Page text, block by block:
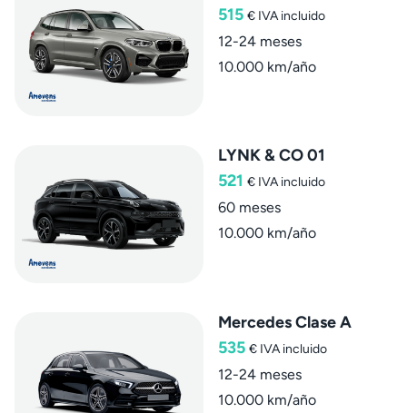
515 € IVA incluido
12-24 meses
10.000 km/año
LYNK & CO 01
521 € IVA incluido
60 meses
10.000 km/año
Mercedes Clase A
535 € IVA incluido
12-24 meses
10.000 km/año